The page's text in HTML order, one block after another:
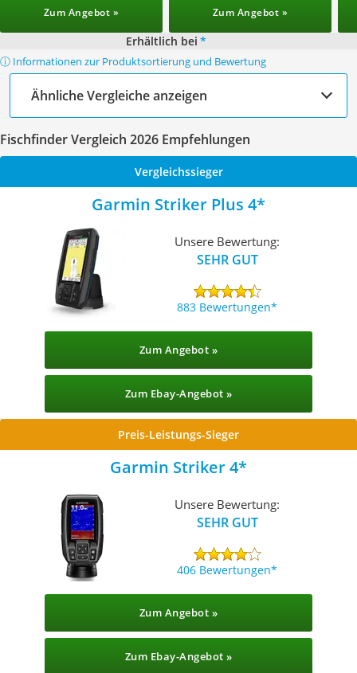
Zum Angebot » Zum Angebot »
Erhältlich bei *
ⓘ Informationen zur Produktsortierung und Bewertung
Ähnliche Vergleiche anzeigen
Fischfinder Vergleich 2026 Empfehlungen
Vergleichssieger
Garmin Striker Plus 4
Unsere Bewertung:
SEHR GUT
883 Bewertungen
Zum Angebot »
Zum Ebay-Angebot »
Preis-Leistungs-Sieger
Garmin Striker 4
Unsere Bewertung:
SEHR GUT
406 Bewertungen
Zum Angebot »
Zum Ebay-Angebot »